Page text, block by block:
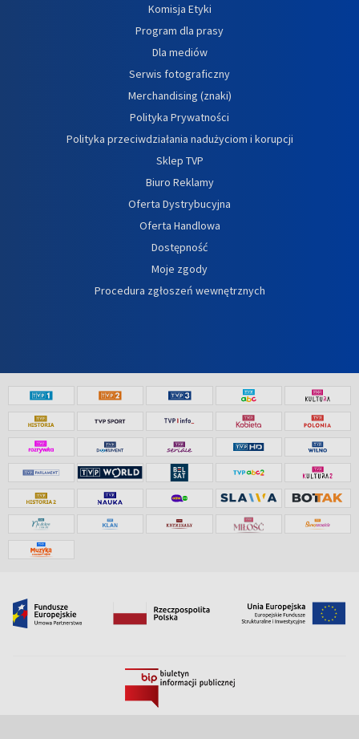
Komisja Etyki
Program dla prasy
Dla mediów
Serwis fotograficzny
Merchandising (znaki)
Polityka Prywatności
Polityka przeciwdziałania nadużyciom i korupcji
Sklep TVP
Biuro Reklamy
Oferta Dystrybucyjna
Oferta Handlowa
Dostępność
Moje zgody
Procedura zgłoszeń wewnętrznych